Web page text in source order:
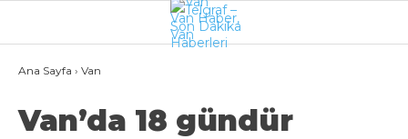
19.4°
VAN
Ana Sayfa › Van
Van’da 18 gündür